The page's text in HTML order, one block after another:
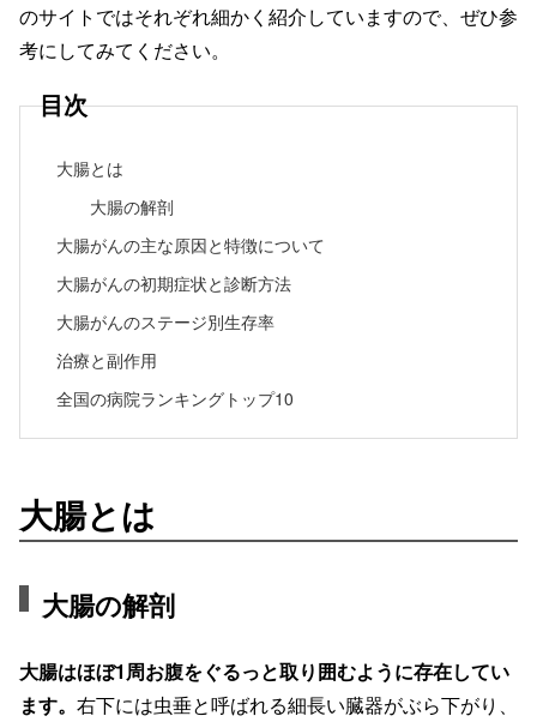
のサイトではそれぞれ細かく紹介していますので、ぜひ参
考にしてみてください。
目次
大腸とは
大腸の解剖
大腸がんの主な原因と特徴について
大腸がんの初期症状と診断方法
大腸がんのステージ別生存率
治療と副作用
全国の病院ランキングトップ10
大腸とは
大腸の解剖
大腸はほぼ1周お腹をぐるっと取り囲むように存在してい
ます。 右下には虫垂と呼ばれる細長い臓器がぶら下がり、